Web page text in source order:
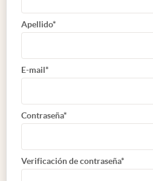
Apellido*
E-mail*
Contraseña*
Verificación de contraseña*